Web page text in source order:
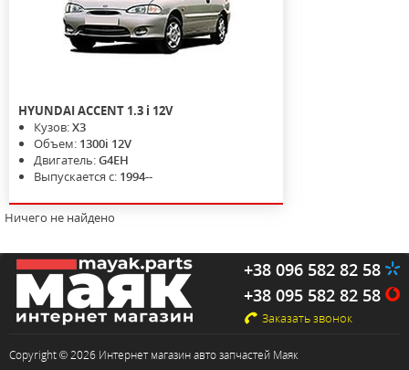
HYUNDAIACCENT 1.3 i 12V
Кузов:X3
Объем: 1300i 12V
Двигатель:G4EH
Выпускается с: 1994--
Ничего не найдено
+38 096 582 82 58
+38 095 582 82 58
Заказать звонок
Copyright © 2026 Интернет магазин авто запчастей Маяк